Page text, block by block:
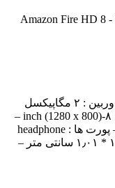
پردازنده : ۲٫۰ GHz quad-core processor – دوربین : ۲ مگاپیکسل
(عقب) ۲ مگاپیکسل (جلو) – صفحه نمایش : ۸-inch (1280 x 800) –
حافظه داخلی : ۳۲GB, 64GB – رم : ۲GB – پورت ها : headphone
jack. USB-C, microSD – ابعاد : ۲۰٫۳ * ۱۳٫۷ * ۱٫۰۱ سانتی متر –